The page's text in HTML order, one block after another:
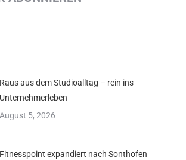
Raus aus dem Studioalltag – rein ins
Unternehmerleben
August 5, 2026
Fitnesspoint expandiert nach Sonthofen